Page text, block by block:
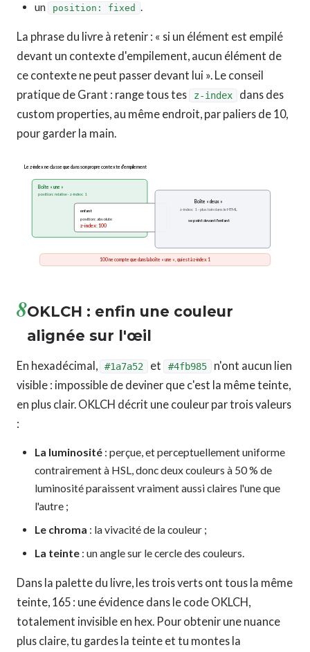
un
position: fixed .
La phrase du livre à retenir : « si un élément est empilé
devant un contexte d'empilement, aucun élément de
ce contexte ne peut passer devant lui ». Le conseil
pratique de Grant : range tous tes
z-index
dans des
custom properties, au même endroit, par paliers de 10,
pour garder la main.
Le z-index ne classe que dans son propre contexte d'empilement
Boîte « une »
position: relative · z-index: 1
enfant
position: absolute
z-index: 100
Boîte « deux »
z-index: 1 · plus loin dans le HTML
se peint devant l'enfant
100 ne compte que dans la boîte « une », qui est à z-index 1
8OKLCH : enfin une couleur
alignée sur l'œil
En hexadécimal, #1a7a52 et #4fb985
n'ont aucun lien
visible : impossible de deviner que c'est la même teinte,
en plus clair. OKLCH décrit une couleur par trois valeurs
:
La luminosité : perçue, et perceptuellement uniforme
contrairement à HSL, donc deux couleurs à 50 % de
luminosité paraissent vraiment aussi claires l'une que
l'autre ;
Le chroma : la vivacité de la couleur ;
La teinte : un angle sur le cercle des couleurs.
Dans la palette du livre, les trois verts ont tous la même
teinte, 165 : une évidence dans le code OKLCH,
totalement invisible en hex. Pour obtenir une nuance
plus claire, tu gardes la teinte et tu montes la